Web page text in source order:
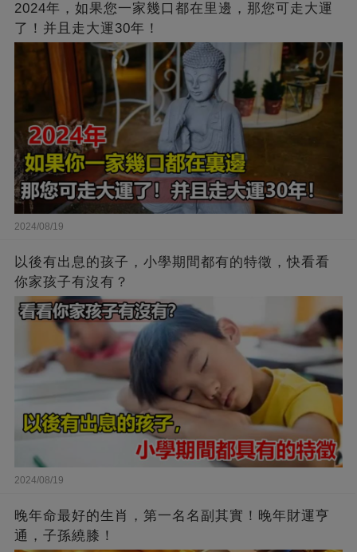
2024年，如果您一家幾口都在里邊，那您可走大運
了！并且走大運30年！
2024/08/19
以後有出息的孩子，小學期間都有的特徵，快看看
你家孩子有沒有？
2024/08/19
晚年命最好的生肖，第一名名副其實！晚年財運亨
通，子孫繞膝！